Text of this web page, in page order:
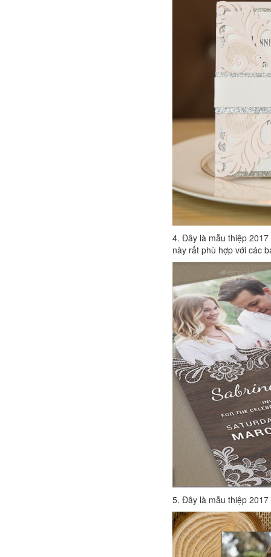
4. Đây là mẫu thiệp
này rất phù hợp với các
5. Đây là mẫu thiệp